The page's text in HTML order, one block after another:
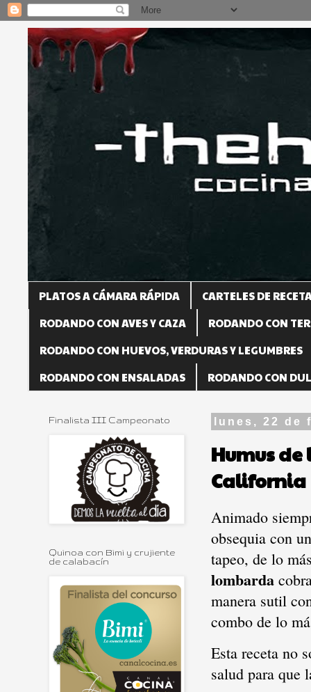
PLATOS A CÁMARA RÁPIDA
CARTELES DE
RODANDO CON AVES Y CAZA
RODANDO CON
RODANDO CON HUEVOS, VERDURAS Y LEGUMBRES
RODANDO CON ENSALADAS
RODANDO CON
lunes, 22 de
Humus
California
Animado
obsequia con
tapeo, de lo
lombarda
manera sutil
combo de lo
Esta receta no
salud para que
Finalista III Campeonato
Quinoa con Bimi y crujiente
de calabacín